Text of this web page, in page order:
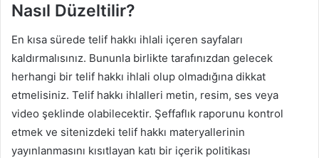
Nasıl Düzeltilir?
En kısa sürede telif hakkı ihlali içeren sayfaları
kaldırmalısınız. Bununla birlikte tarafınızdan gelecek
herhangi bir telif hakkı ihlali olup olmadığına dikkat
etmelisiniz. Telif hakkı ihlalleri metin, resim, ses veya
video şeklinde olabilecektir. Şeffaflık raporunu kontrol
etmek ve sitenizdeki telif hakkı materyallerinin
yayınlanmasını kısıtlayan katı bir içerik politikası